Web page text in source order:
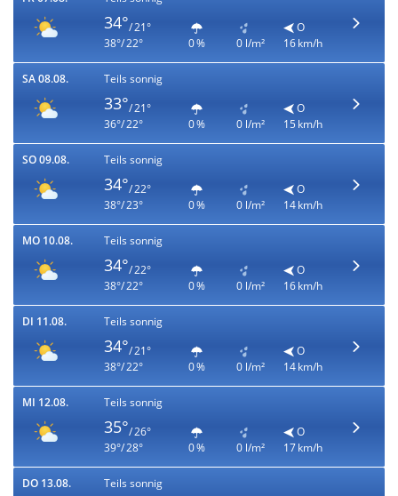
34°/ 21°
38°/ 22°
0 % 0 l/m²
O
16 km/h
SA 08.08. Teils sonnig
33°/ 21°
36°/ 22°
0 % 0 l/m²
O
15 km/h
SO 09.08. Teils sonnig
34°/ 22°
38°/ 23°
0 % 0 l/m²
O
14 km/h
MO 10.08. Teils sonnig
34°/ 22°
38°/ 22°
0 % 0 l/m²
O
16 km/h
DI 11.08. Teils sonnig
34°/ 21°
38°/ 22°
0 % 0 l/m²
O
14 km/h
MI 12.08. Teils sonnig
35°/ 26°
39°/ 28°
0 % 0 l/m²
O
17 km/h
DO 13.08. Teils sonnig